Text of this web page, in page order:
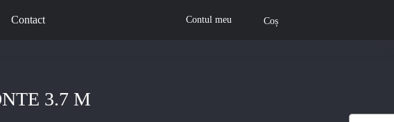
Contact Contul meu Coș
3.7 M